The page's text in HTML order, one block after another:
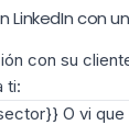
LinkedIn con
con su
ti:
O vi